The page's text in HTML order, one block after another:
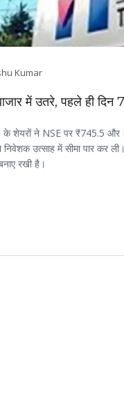
Kumar
में उतरे, पहले ही दिन
ने NSE पर ₹745.5 और
उत्साह में सीमा पार कर
रखी है।